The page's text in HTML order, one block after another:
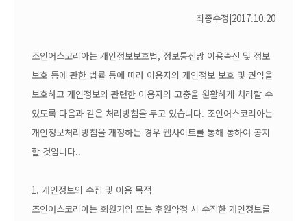
최종수정|2017.10.20
조인어스코리아는 개인정보보호법, 정보통신망 이용촉진 및 정보
보호 등에 관한 법률 등에 따라 이용자의 개인정보 보호 및 권익을
보호하고 개인정보와 관련한 이용자의 고충을 원활하게 처리할 수
있도록 다음과 같은 처리방침을 두고 있습니다. 조인어스코리아는
개인정보처리방침을 개정하는 경우 웹사이트를 통해 통하여 공지
할 것입니다..
1. 개인정보의 수집 및 이용 목적
조인어스코리아는 회원가입 또는 후원약정 시 수집한 개인정보를